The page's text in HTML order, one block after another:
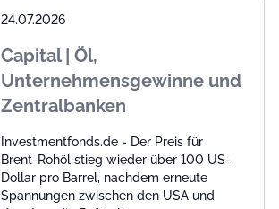
24.07.2026
Capital | Öl,
Unternehmensgewinne und
Zentralbanken
Investmentfonds.de - Der Preis für
Brent-Rohöl stieg wieder über 100 US-
Dollar pro Barrel, nachdem erneute
Spannungen zwischen den USA und